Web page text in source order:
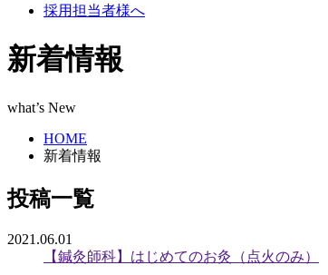
採用担当者様へ
新着情報
what’s New
HOME
新着情報
投稿一覧
2021.06.01
【鍼灸師科】はじめてのお灸（点火のみ）